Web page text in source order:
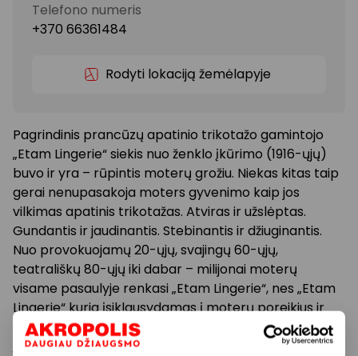
Telefono numeris
+370 66361484
Rodyti lokaciją žemėlapyje
Pagrindinis prancūzų apatinio trikotažo gamintojo
„Etam Lingerie“ siekis nuo ženklo įkūrimo (1916-ųjų)
buvo ir yra – rūpintis moterų grožiu. Niekas kitas taip
gerai nenupasakoja moters gyvenimo kaip jos
vilkimas apatinis trikotažas. Atviras ir užslėptas.
Gundantis ir jaudinantis. Stebinantis ir džiuginantis.
Nuo provokuojamų 20-ųjų, svajingų 60-ųjų,
teatrališkų 80-ųjų iki dabar – milijonai moterų
visame pasaulyje renkasi „Etam Lingerie“, nes „Etam
Lingerie“ kuria įsiklausydamas į moterų poreikius ir
norus. Kiekvienoje šio ženklo kolekcijoje gausu
įvairiausių spalvų ir modelių prekių, kurios atitiks net